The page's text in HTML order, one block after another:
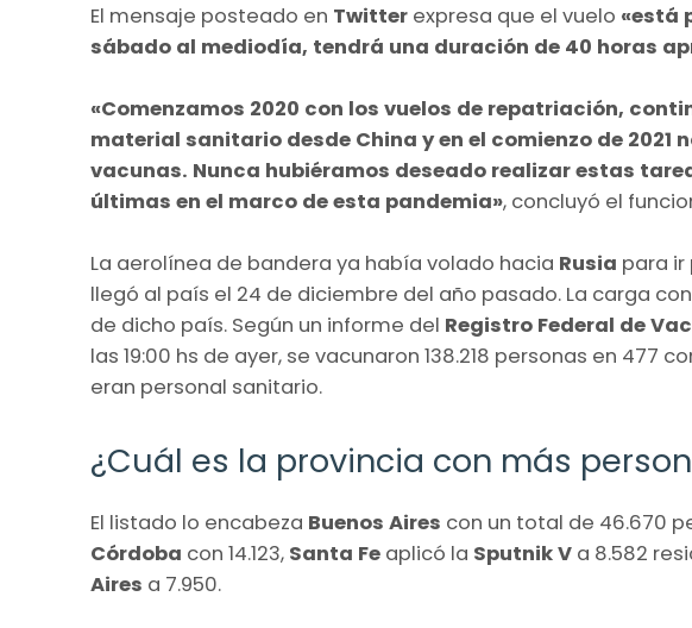
El mensaje posteado en Twitter expresa que el vuelo «está
sábado al mediodía, tendrá una duración de 40 horas
«Comenzamos 2020 con los vuelos de repatriación,
material sanitario desde China y en el comienzo de 2021
vacunas. Nunca hubiéramos deseado realizar estas
últimas en el marco de esta pandemia», concluyó el
La aerolínea de bandera ya había volado hacia Rusia para ir
llegó al país el 24 de diciembre del año pasado. La carga
de dicho país. Según un informe del Registro Federal de
las 19:00 hs de ayer, se vacunaron 138.218 personas en 477
eran personal sanitario.
¿Cuál es la provincia con más
El listado lo encabeza Buenos Aires con un total de 46.670
Córdoba con 14.123, Santa Fe aplicó la Sputnik V a 8.582
Aires a 7.950.